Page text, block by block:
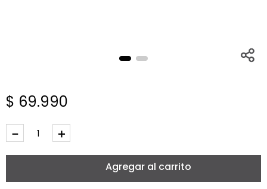
$ 69.990
＋
－
Agregar al carrito